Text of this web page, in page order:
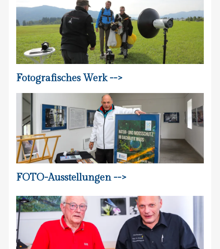
Fotografisches Werk -->
FOTO-Ausstellungen -->